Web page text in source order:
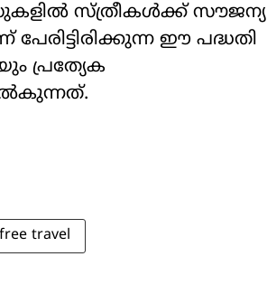
സ്ത്രീകൾക്ക് സൗജന്യ
പേരിട്ടിരിക്കുന്ന ഈ പദ്ധതി
പ്രത്യേക
free travel